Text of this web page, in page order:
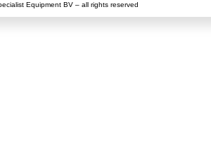
Equipment BV – all rights reserved